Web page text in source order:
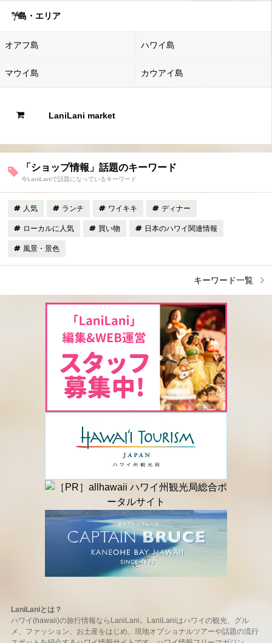
島・エリア
オアフ島 ハワイ島
マウイ島 カウアイ島
LaniLani market
「ショップ情報」話題のキーワード
今LaniLaniで話題になっているキーワード
人気 ランチ ワイキキ ディナー
ローカルに人気 買い物 日本のハワイ関連情報
風景・景色
キーワード一覧
LaniLaniとは？
ハワイ(hawaii)の旅行情報ならLaniLani。LaniLaniはハワイの観光、グル
メ、ファッション、お土産をはじめ、現地オプショナルツアーや話題の流行